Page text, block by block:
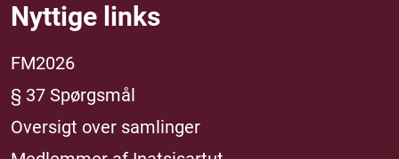
Nyttige links
FM2026
§ 37 Spørgsmål
Oversigt over samlinger